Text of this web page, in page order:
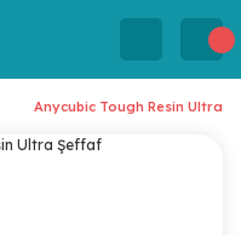
Anycubic Tough Resin Ultra